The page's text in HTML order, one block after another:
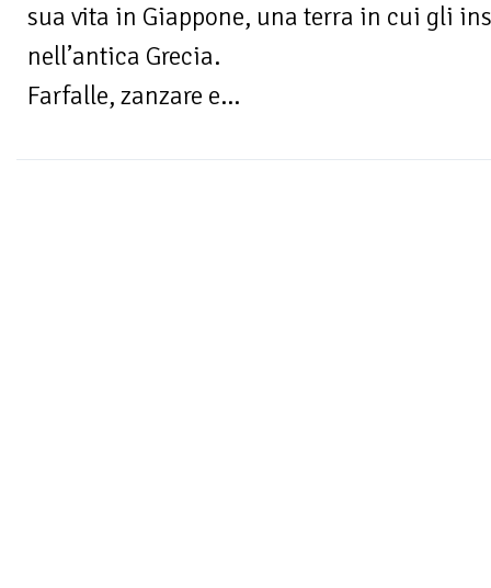
sua vita in Giappone, una terra in cui gli
nell’antica Grecia.
Farfalle, zanzare e...